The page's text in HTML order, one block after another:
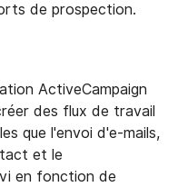
de prospection.
ActiveCampaign
des flux de travail
que l'envoi d'e-mails,
et le
en fonction de